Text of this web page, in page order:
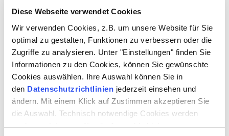
Diese Webseite verwendet Cookies
Wir verwenden Cookies, z.B. um unsere Website für Sie
optimal zu gestalten, Funktionen zu verbessern oder die
Zugriffe zu analysieren. Unter "Einstellungen" finden Sie
Informationen zu den Cookies, können Sie gewünschte
Cookies auswählen. Ihre Auswahl können Sie in
den Datenschutzrichtlinien jederzeit einsehen und
ändern. Mit einem Klick auf Zustimmen akzeptieren Sie
die Auswahl. Technisch notwendige Cookies werden
auch gesetzt, wenn Sie die Auswahl ablehnen.
DAUER
ca. 1 Stunde 35 Minuten | keine Pause
Aufführungsrechte:
henschel SCHAUSPIEL Theaterverlag, Berlin
bei Abendvorstellungen mit Einführung im BOXX-Foyer 20 Minuten
vor Vorstellungsbeginn & Nachgesprächen
WORUM GEHT ES?
Natur und Mensch • Identität & Rolle • Technik & Fortschritt